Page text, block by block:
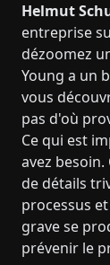
Helmut
entreprise
dézoomez
Young a un
vous
pas d'où
Ce qui est
avez
de détails
processus
grave se
prévenir le